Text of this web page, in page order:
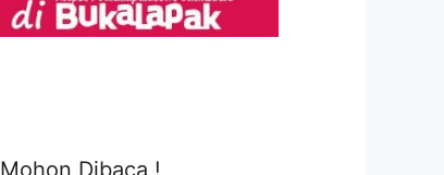
Mohon Dibaca !